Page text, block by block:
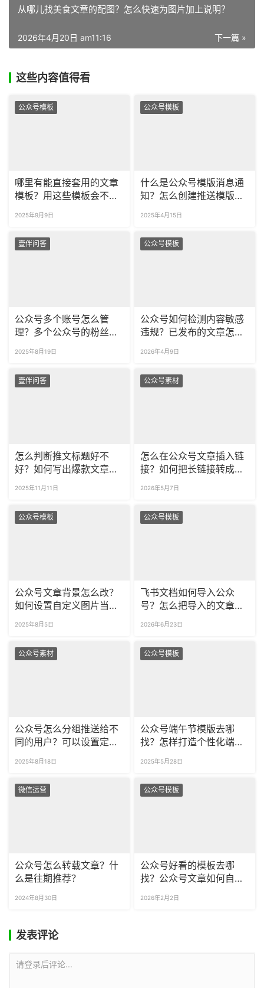
从哪儿找美食文章的配图？怎么快速为图片加上说明？
下一篇 »
2026年4月20日 am11:16
这些内容值得看
公众号模板
哪里有能直接套用的文章
模板？用这些模板会不会
2025年9月9日
公众号模板
什么是公众号模版消息通
知？怎么创建推送模版消
2025年4月15日
壹伴问答
公众号多个账号怎么管
理？多个公众号的粉丝数
2025年8月19日
公众号模板
公众号如何检测内容敏感
违规？已发布的文章怎么
2026年4月9日
壹伴问答
怎么判断推文标题好不
好？如何写出爆款文章标
2025年11月11日
公众号素材
怎么在公众号文章插入链
接？如何把长链接转成短
2026年5月7日
公众号模板
公众号文章背景怎么改？
如何设置自定义图片当背
2025年8月5日
公众号模板
飞书文档如何导入公众
号？怎么把导入的文章一
2026年6月23日
公众号素材
公众号怎么分组推送给不
同的用户？可以设置定时
2025年8月18日
公众号模板
公众号端午节模版去哪
找？怎样打造个性化端午
2025年5月28日
微信运营
公众号怎么转载文章？什
么是往期推荐？
2024年8月30日
公众号模板
公众号好看的模板去哪
找？公众号文章如何自动
2026年2月2日
发表评论
请登录后评论...